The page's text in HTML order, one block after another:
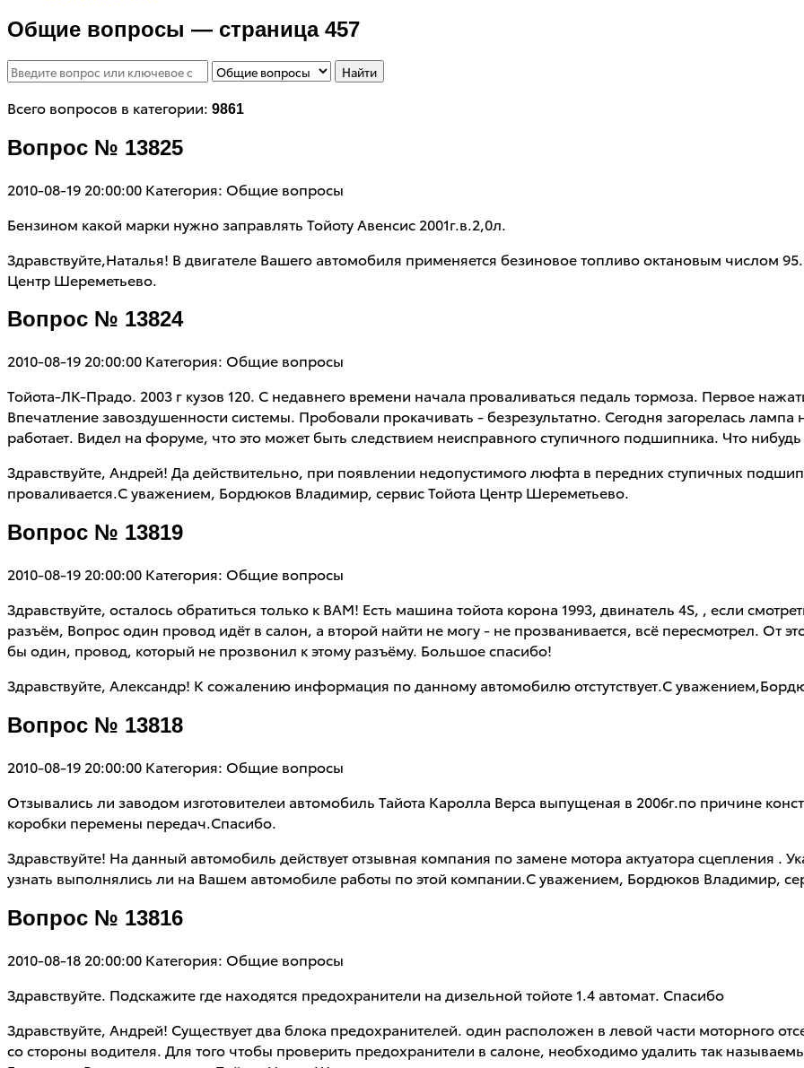
Общие вопросы — страница 457
Найти
Всего вопросов в категории: 9861
Вопрос № 13825
2010-08-19 20:00:00 Категория: Общие вопросы
Бензином какой марки нужно заправлять Тойоту Авенсис 2001г.в.2,0л.
Здравствуйте,Наталья! В двигателе Вашего автомобиля применяется безиновое топливо октановым числом
Центр Шереметьево.
Вопрос № 13824
2010-08-19 20:00:00 Категория: Общие вопросы
Тойота-ЛК-Прадо. 2003 г кузов 120. С недавнего времени начала проваливаться педаль тормоза. Первое
Впечатление завоздушенности системы. Пробовали прокачивать - безрезультатно. Сегодня загорелась
работает. Видел на форуме, что это может быть следствием неисправного ступичного подшипника. Что
Здравствуйте, Андрей! Да действительно, при появлении недопустимого люфта в передних ступичных
проваливается.С уважением, Бордюков Владимир, сервис Тойота Центр Шереметьево.
Вопрос № 13819
2010-08-19 20:00:00 Категория: Общие вопросы
Здравствуйте, осталось обратиться только к ВАМ! Есть машина тойота корона 1993, двинатель 4S, , если
разъём, Вопрос один провод идёт в салон, а второй найти не могу - не прозванивается, всё пересмотрел. От
бы один, провод, который не прозвонил к этому разъёму. Большое спасибо!
Здравствуйте, Александр! К сожалению информация по данному автомобилю отстутствует.С
Вопрос № 13818
2010-08-19 20:00:00 Категория: Общие вопросы
Отзывались ли заводом изготовителеи автомобиль Тайота Каролла Верса выпущеная в 2006г.по причине
коробки перемены передач.Спасибо.
Здравствуйте! На данный автомобиль действует отзывная компания по замене мотора актуатора сцепления .
узнать выполнялись ли на Вашем автомобиле работы по этой компании.С уважением, Бордюков Владимир,
Вопрос № 13816
2010-08-18 20:00:00 Категория: Общие вопросы
Здравствуйте. Подскажите где находятся предохранители на дизельной тойоте 1.4 автомат. Спасибо
Здравствуйте, Андрей! Существует два блока предохранителей. один расположен в левой части моторного
со стороны водителя. Для того чтобы проверить предохранители в салоне, необходимо удалить так